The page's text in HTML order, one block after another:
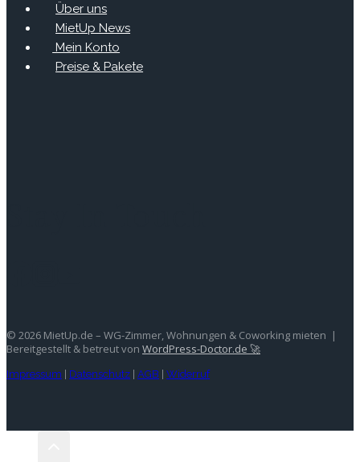
Über uns
MietUp News
Mein Konto
Preise & Pakete
© 2026 MietUp.de – WG-Zimmer, Wohnungen & Coworking mieten |
Bereitgestellt & betreut von WordPress-Doctor.de 🚀
Impressum Datenschutz AGB Widerruf